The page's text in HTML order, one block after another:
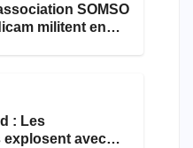
SOMSO
militent en
: Les
explosent avec